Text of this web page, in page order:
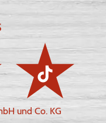
und Co. KG